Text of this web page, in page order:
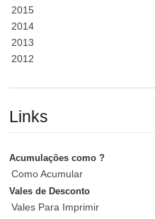
2015
2014
2013
2012
Links
Acumulações como ?
Como Acumular
Vales de Desconto
Vales Para Imprimir